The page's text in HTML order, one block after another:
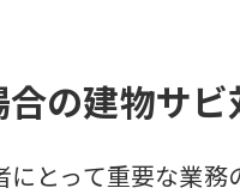
の建物サ
とって重要な業